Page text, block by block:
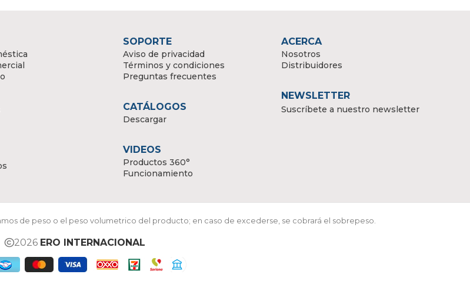
SOPORTE
Aviso de privacidad
Términos y condiciones
Preguntas frecuentes
CATÁLOGOS
Descargar
VIDEOS
Productos 360°
Funcionamiento
ACERCA
Nosotros
Distribuidores
NEWSLETTER
Suscríbete a nuestro newsletter
de peso o el peso volumetrico del producto; en caso de excederse, se cobrará el sobrepeso.
2026 ERO INTERNACIONAL